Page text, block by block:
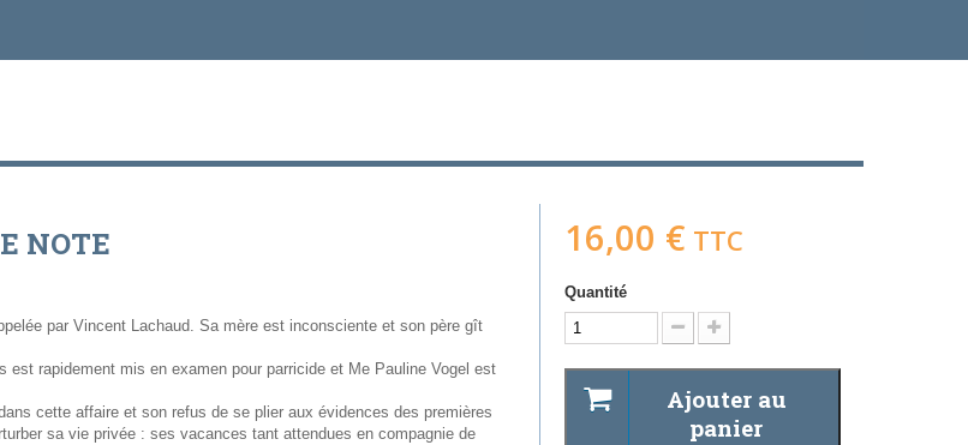
NOTE
par Vincent Lachaud. Sa mère est inconsciente et son père gît
est rapidement mis en examen pour parricide et Me Pauline Vogel est
dans cette affaire et son refus de se plier aux évidences des premières
sa vie privée : ses vacances tant attendues en compagnie de
16,00 € TTC
Quantité
Ajouter au
panier